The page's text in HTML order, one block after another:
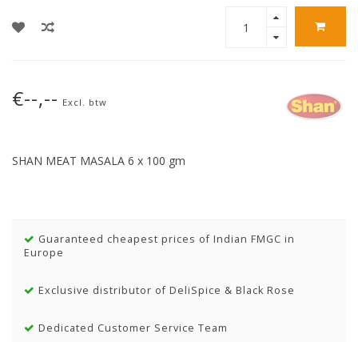
€--,-- Excl. btw
SHAN MEAT MASALA 6 x 100 gm
Guaranteed cheapest prices of Indian FMGC in
Europe
Exclusive distributor of DeliSpice & Black Rose
Dedicated Customer Service Team